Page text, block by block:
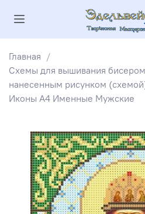
Главная
Схемы для вышивания
нанесенным рисунком
Иконы А4 Именные Мужские